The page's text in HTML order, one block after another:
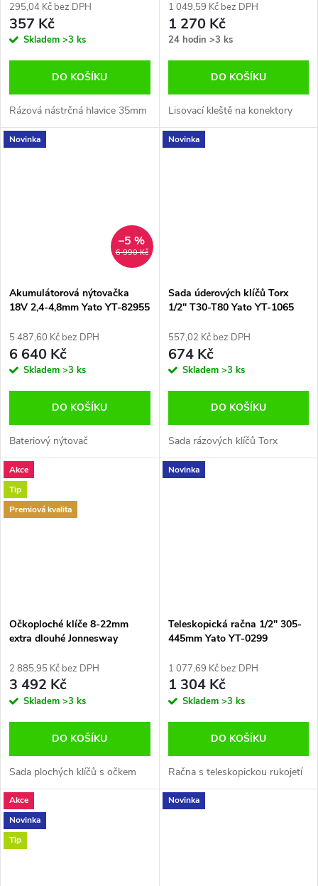
295,04 Kč bez DPH
357 Kč
Skladem >3 ks
DO KOŠÍKU
Rázová nástrčná hlavice 35mm
1 049,59 Kč bez DPH
1 270 Kč
24 hodin >3 ks
DO KOŠÍKU
Lisovací kleště na konektory
Novinka
6 990 Kč
–5 %
Akumulátorová nýtovačka
18V 2,4-4,8mm Yato YT-82955
5 487,60 Kč bez DPH
6 640 Kč
Skladem >3 ks
DO KOŠÍKU
Bateriový nýtovač
Novinka
Sada úderových klíčů Torx
1/2" T30-T80 Yato YT-1065
557,02 Kč bez DPH
674 Kč
Skladem >3 ks
DO KOŠÍKU
Sada rázových klíčů Torx
Akce
Tip
Premiová kvalita
Očkoploché klíče 8-22mm
extra dlouhé Jonnesway
2 885,95 Kč bez DPH
3 492 Kč
Skladem >3 ks
DO KOŠÍKU
Sada plochých klíčů s očkem
Novinka
Teleskopická račna 1/2" 305-
445mm Yato YT-0299
1 077,69 Kč bez DPH
1 304 Kč
Skladem >3 ks
DO KOŠÍKU
Račna s teleskopickou rukojetí
Akce
Novinka
Tip
Novinka